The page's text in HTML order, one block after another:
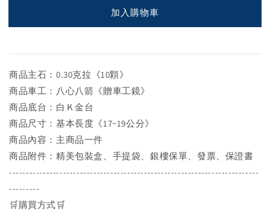
加入購物車
商品主石：0.30克拉《10顆》
商品車工：八心八箭《贈車工鏡》
商品底台：白Ｋ金台
商品尺寸：基本長度《17~19公分》
商品內容：主商品一件
商品附件：精美包裝盒、手提袋、銀樓保單、發票、保證書
--------------------------------------------------------------------------
---------
🛒購買方式🛒